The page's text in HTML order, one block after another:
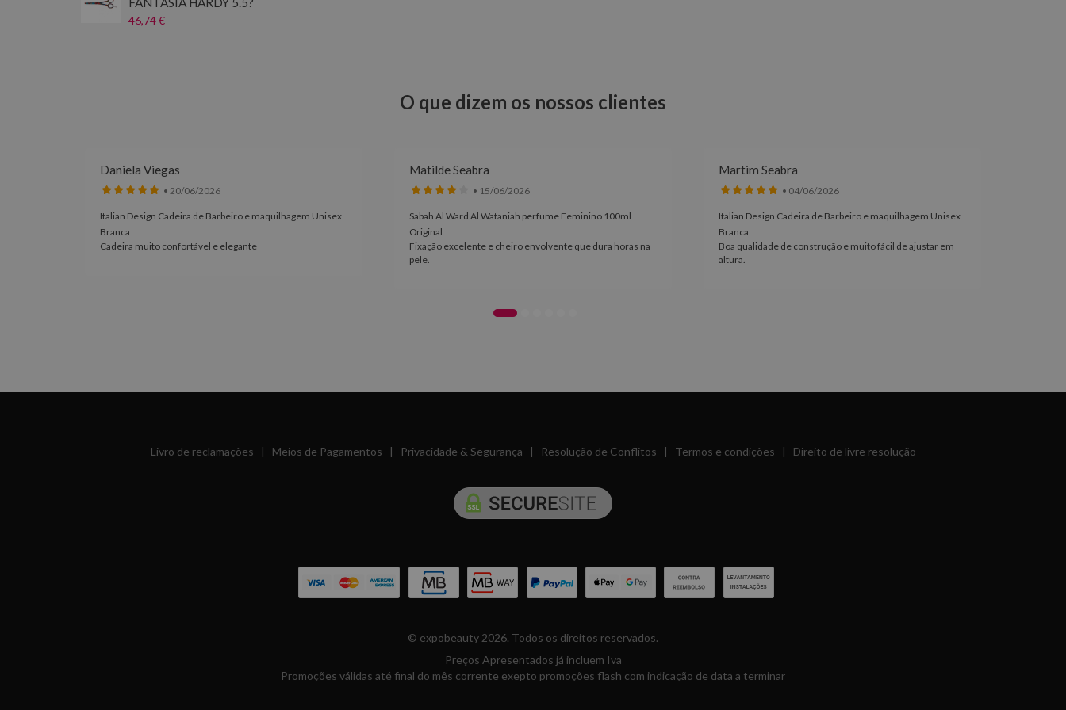
46,74 €
O que dizem os nossos clientes
Daniela Viegas
• 20/06/2026
Italian Design Cadeira de Barbeiro e maquilhagem Unisex
Branca
Cadeira muito confortável e elegante
Matilde Seabra
• 15/06/2026
Sabah Al Ward Al Wataniah perfume Feminino 100ml
Original
Fixação excelente e cheiro envolvente que dura horas na
pele.
Martim Seabra
• 04/06/2026
Italian Design Cadeira de Barbeiro e maquilhagem Unisex
Branca
Boa qualidade de construção e muito fácil de ajustar em
altura.
Livro de reclamações | Meios de Pagamentos | Privacidade & Segurança | Resolução de Conflitos | Termos e condições | Direito de livre resolução
© expobeauty 2026. Todos os direitos reservados.
Preços Apresentados já incluem Iva
Promoções válidas até final do mês corrente exepto promoções flash com indicação de data a terminar